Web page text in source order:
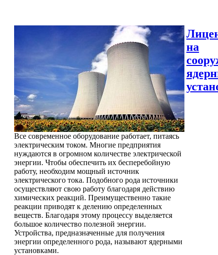
Все современное оборудование работает, питаясь
электрическим током. Многие предприятия
нуждаются в огромном количестве электрической
энергии. Чтобы обеспечить их бесперебойную
работу, необходим мощный источник
электрического тока. Подобного рода источники
осуществляют свою работу благодаря действию
химических реакций. Преимущественно такие
реакции приводят к делению определенных
веществ. Благодаря этому процессу выделяется
большое количество полезной энергии.
Устройства, предназначенные для получения
энергии определенного рода, называют ядерными
установками.
на